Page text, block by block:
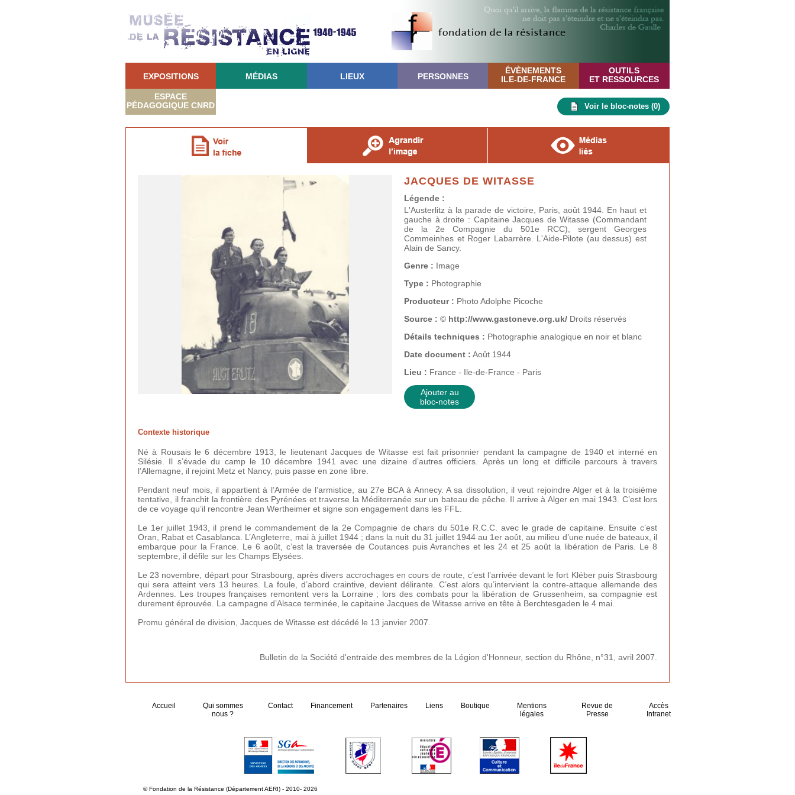
EXPOSITIONS MÉDIAS LIEUX PERSONNES
ÉVÈNEMENTS
ILE-DE-FRANCE
OUTILS
ET RESSOURCES
ESPACE
PÉDAGOGIQUE CNRD Voir le bloc-notes (0)
JACQUES DE WITASSE
Légende :
L'Austerlitz à la parade de victoire, Paris, août 1944. En haut et
gauche à droite : Capitaine Jacques de Witasse (Commandant
de la 2e Compagnie du 501e RCC), sergent Georges
Commeinhes et Roger Labarrère. L'Aide-Pilote (au dessus) est
Alain de Sancy.
Genre : Image
Type : Photographie
Producteur : Photo Adolphe Picoche
Source : © http://www.gastoneve.org.uk/ Droits réservés
Détails techniques : Photographie analogique en noir et blanc
Date document : Août 1944
Lieu : France - Ile-de-France - Paris
Ajouter au
bloc-notes
Contexte historique
Né à Rousais le 6 décembre 1913, le lieutenant Jacques de Witasse est fait prisonnier pendant la campagne de 1940 et interné en
Silésie. Il s’évade du camp le 10 décembre 1941 avec une dizaine d’autres officiers. Après un long et difficile parcours à travers
l’Allemagne, il rejoint Metz et Nancy, puis passe en zone libre.
Pendant neuf mois, il appartient à l’Armée de l’armistice, au 27e BCA à Annecy. A sa dissolution, il veut rejoindre Alger et à la troisième
tentative, il franchit la frontière des Pyrénées et traverse la Méditerranée sur un bateau de pêche. Il arrive à Alger en mai 1943. C’est lors
de ce voyage qu’il rencontre Jean Wertheimer et signe son engagement dans les FFL.
Le 1er juillet 1943, il prend le commandement de la 2e Compagnie de chars du 501e R.C.C. avec le grade de capitaine. Ensuite c’est
Oran, Rabat et Casablanca. L’Angleterre, mai à juillet 1944 ; dans la nuit du 31 juillet 1944 au 1er août, au milieu d’une nuée de bateaux, il
embarque pour la France. Le 6 août, c’est la traversée de Coutances puis Avranches et les 24 et 25 août la libération de Paris. Le 8
septembre, il défile sur les Champs Elysées.
Le 23 novembre, départ pour Strasbourg, après divers accrochages en cours de route, c’est l’arrivée devant le fort Kléber puis Strasbourg
qui sera atteint vers 13 heures. La foule, d’abord craintive, devient délirante. C’est alors qu’intervient la contre-attaque allemande des
Ardennes. Les troupes françaises remontent vers la Lorraine ; lors des combats pour la libération de Grussenheim, sa compagnie est
durement éprouvée. La campagne d’Alsace terminée, le capitaine Jacques de Witasse arrive en tête à Berchtesgaden le 4 mai.
Promu général de division, Jacques de Witasse est décédé le 13 janvier 2007.
Bulletin de la Société d'entraide des membres de la Légion d'Honneur, section du Rhône, n°31, avril 2007.
Accueil
Qui sommes
nous ?
Contact Financement Partenaires Liens Boutique
Mentions
légales
Revue de
Presse
Accès
Intranet
© Fondation de la Résistance (Département AERI) - 2010- 2026